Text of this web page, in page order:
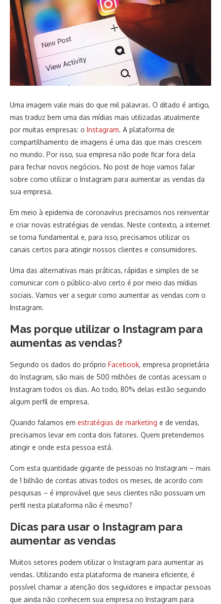
Uma imagem vale mais do que mil palavras. O ditado é antigo,
mas traduz bem uma das mídias mais utilizadas atualmente
por muitas empresas: o Instagram. A plataforma de
compartilhamento de imagens é uma das que mais crescem
no mundo. Por isso, sua empresa não pode ficar fora dela
para fechar novos negócios. No post de hoje vamos falar
sobre como utilizar o Instagram para aumentar as vendas da
sua empresa.
Em meio à epidemia de coronavírus precisamos nos reinventar
e criar novas estratégias de vendas. Neste contexto, a internet
se torna fundamental e, para isso, precisamos utilizar os
canais certos para atingir nossos clientes e consumidores.
Uma das alternativas mais práticas, rápidas e simples de se
comunicar com o público-alvo certo é por meio das mídias
sociais. Vamos ver a seguir como aumentar as vendas com o
Instagram.
Mas porque utilizar o Instagram para
aumentas as vendas?
Segundo os dados do próprio Facebook, empresa proprietária
do Instagram, são mais de 500 milhões de contas acessam o
Instagram todos os dias. Ao todo, 80% delas estão seguindo
algum perfil de empresa.
Quando falamos em estratégias de marketing e de vendas,
precisamos levar em conta dois fatores. Quem pretendemos
atingir e onde esta pessoa está.
Com esta quantidade gigante de pessoas no Instagram – mais
de 1 bilhão de contas ativas todos os meses, de acordo com
pesquisas – é improvável que seus clientes não possuam um
perfil nesta plataforma não é mesmo?
Dicas para usar o Instagram para
aumentar as vendas
Muitos setores podem utilizar o Instagram para aumentar as
vendas. Utilizando esta plataforma de maneira eficiente, é
possível chamar a atenção dos seguidores e impactar pessoas
que ainda não conhecem sua empresa no Instagram para